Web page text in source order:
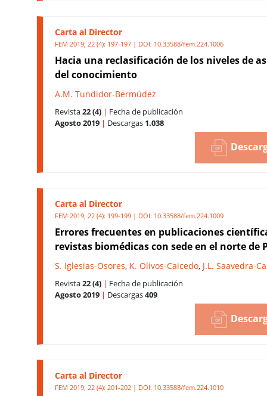
Carta al Director
FEM 2019; 22 (4): 197-197 | DOI: 10.33588/fem.224.1006
Hacia una reclasificación de los niveles de
del conocimiento
A.M. Tundidor-Bermúdez
Revista22 (4) | Fecha de publicación
Agosto 2019 | Descargas 1.038
Carta al Director
FEM 2019; 22 (4): 199-199 | DOI: 10.33588/fem.224.1009
Errores frecuentes en publicaciones
revistas biomédicas con sede en el norte de
S. Iglesias-Osores, K. Olivos-Caicedo, J.L. Saavedra-
Revista22 (4) | Fecha de publicación
Agosto 2019 | Descargas409
Carta al Director
FEM 2019; 22 (4): 201-202 | DOI: 10.33588/fem.224.1010